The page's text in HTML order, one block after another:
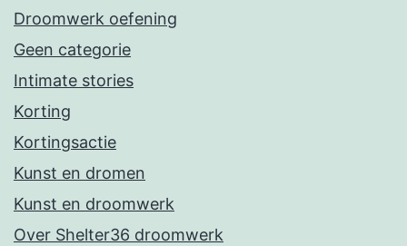
Droomwerk oefening
Geen categorie
Intimate stories
Korting
Kortingsactie
Kunst en dromen
Kunst en droomwerk
Over Shelter36 droomwerk